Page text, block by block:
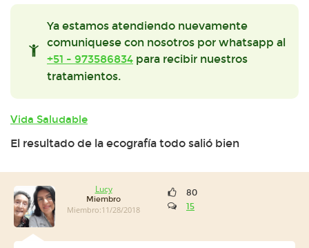
Ya estamos atendiendo nuevamente
comuniquese con nosotros por whatsapp al
+51 - 973586834 para recibir nuestros
tratamientos.
Vida Saludable
El resultado de la ecografía todo salió bien
Lucy
Miembro
Miembro:11/28/2018
80
15